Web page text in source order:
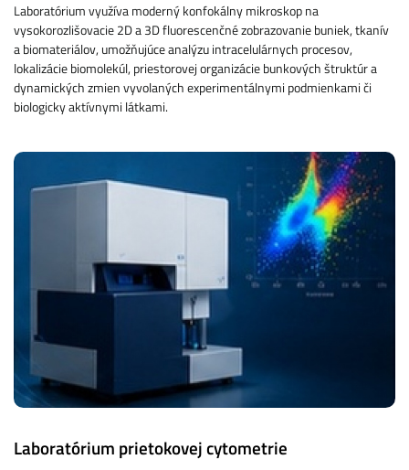
Laboratórium využíva moderný konfokálny mikroskop na
vysokorozlišovacie 2D a 3D fluorescenčné zobrazovanie buniek, tkanív
a biomateriálov, umožňujúce analýzu intracelulárnych procesov,
lokalizácie biomolekúl, priestorovej organizácie bunkových štruktúr a
dynamických zmien vyvolaných experimentálnymi podmienkami či
biologicky aktívnymi látkami.
Laboratórium prietokovej cytometrie